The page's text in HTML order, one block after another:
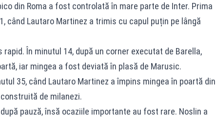
din Roma a fost controlată în mare parte de Inter. Prima
când Lautaro Martinez a trimis cu capul puțin pe lângă
În minutul 14, după un corner executat de Barella,
iar mingea a fost deviată în plasă de Marusic.
35, când Lautaro Martinez a împins mingea în poartă din
de milanezi.
pauză, însă ocaziile importante au fost rare. Noslin a